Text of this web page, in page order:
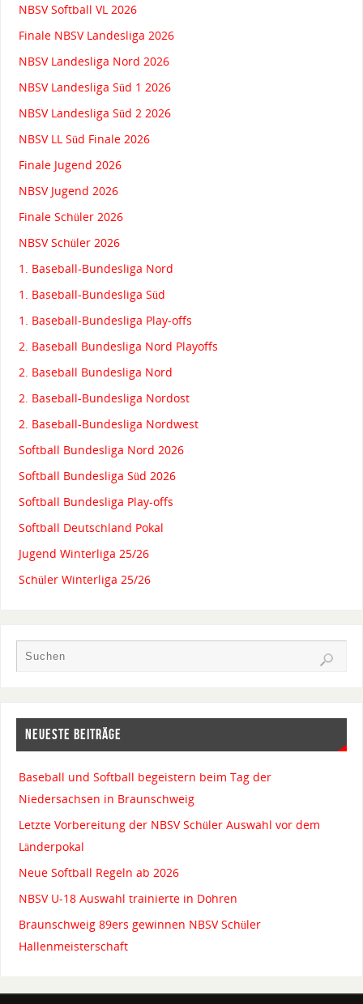
NBSV Softball VL 2026
Finale NBSV Landesliga 2026
NBSV Landesliga Nord 2026
NBSV Landesliga Süd 1 2026
NBSV Landesliga Süd 2 2026
NBSV LL Süd Finale 2026
Finale Jugend 2026
NBSV Jugend 2026
Finale Schüler 2026
NBSV Schüler 2026
1. Baseball-Bundesliga Nord
1. Baseball-Bundesliga Süd
1. Baseball-Bundesliga Play-offs
2. Baseball Bundesliga Nord Playoffs
2. Baseball Bundesliga Nord
2. Baseball-Bundesliga Nordost
2. Baseball-Bundesliga Nordwest
Softball Bundesliga Nord 2026
Softball Bundesliga Süd 2026
Softball Bundesliga Play-offs
Softball Deutschland Pokal
Jugend Winterliga 25/26
Schüler Winterliga 25/26
NEUESTE BEITRÄGE
Baseball und Softball begeistern beim Tag der
Niedersachsen in Braunschweig
Letzte Vorbereitung der NBSV Schüler Auswahl vor dem
Länderpokal
Neue Softball Regeln ab 2026
NBSV U-18 Auswahl trainierte in Dohren
Braunschweig 89ers gewinnen NBSV Schüler
Hallenmeisterschaft